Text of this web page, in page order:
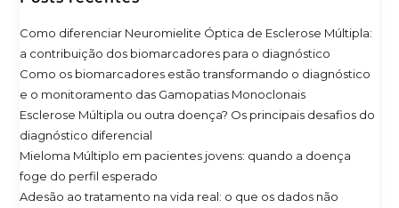
Como diferenciar Neuromielite Óptica de Esclerose Múltipla:
a contribuição dos biomarcadores para o diagnóstico
Como os biomarcadores estão transformando o diagnóstico
e o monitoramento das Gamopatias Monoclonais
Esclerose Múltipla ou outra doença? Os principais desafios do
diagnóstico diferencial
Mieloma Múltiplo em pacientes jovens: quando a doença
foge do perfil esperado
Adesão ao tratamento na vida real: o que os dados não